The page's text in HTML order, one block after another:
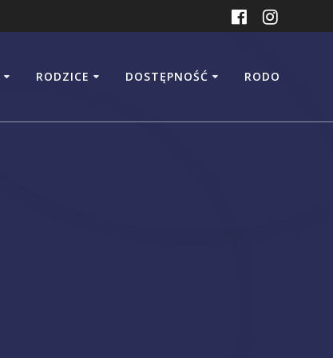
RODZICE DOSTĘPNOŚĆ RODO